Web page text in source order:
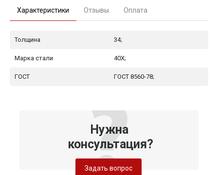
Характеристики Отзывы Оплата
Толщина 34;
Марка стали 40Х;
ГОСТ ГОСТ 8560-78;
Нужна
консультация?
Задать вопрос